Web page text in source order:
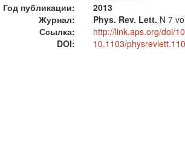
Год публикации:
2013
Журнал:
Phys. Rev. Lett. N 7
Ссылка:
http://link.aps.org/doi/
DOI:
10.1103/